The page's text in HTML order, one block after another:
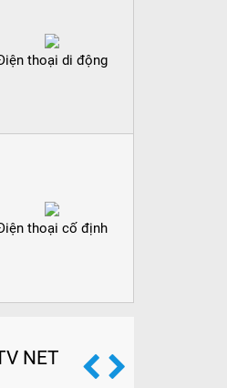
thoại di động
thoại cố định
NET